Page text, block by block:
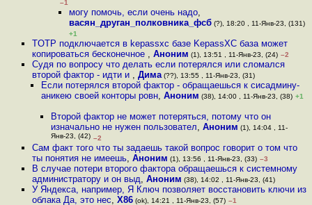
–1
могу помочь, если очень надо,
васян_друган_полковника_фсб (?), 18:20 , 11-Янв-23, (131)
+1
TOTP подключается в kepassxc базе KepassXC база может
копироваться бесконечное , Аноним (1), 13:51 , 11-Янв-23, (24) –2
Судя по вопросу что делать если потерялся или сломался
второй фактор - идти и , Дима(??), 13:55 , 11-Янв-23, (31)
Если потерялся второй фактор - обращаешься к сисадмину-
аникею своей конторы ровн,Аноним (38), 14:00 , 11-Янв-23, (38) +1
Второй фактор не может потеряться, потому что он
изначально не нужен пользовател, Аноним (1), 14:04 , 11-
Янв-23, (42) –2
Сам факт того что ты задаешь такой вопрос говорит о том что
ты понятия не имеешь, Аноним (1), 13:56 , 11-Янв-23, (33) –3
В случае потери второго фактора обращаешься к системному
администратору и он выд, Аноним (38), 14:02 , 11-Янв-23, (41)
У Яндекса, например, Я Ключ позволяет восстановить ключи из
облака Да, это нес, X86(ok), 14:21 , 11-Янв-23, (57) –1